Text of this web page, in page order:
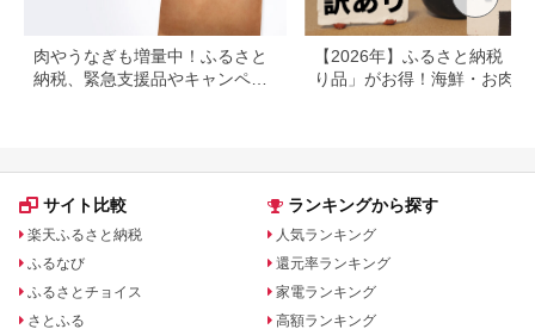
肉やうなぎも増量中！ふるさと
納税、緊急支援品やキャンペー
【2026年】ふるさと納税「
り品」がお得！海鮮・お肉・
サイト比較
楽天ふるさと納税
ふるなび
ふるさとチョイス
さとふる
ランキングから探す
人気ランキング
還元率ランキング
家電ランキング
高額ランキング